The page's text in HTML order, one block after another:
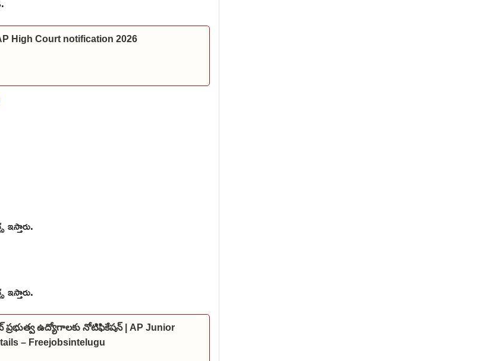
High Court notification 2026
ఉద్యోగాలకు నోటిఫికేషన్ | AP Junior
– Freejobsintelugu